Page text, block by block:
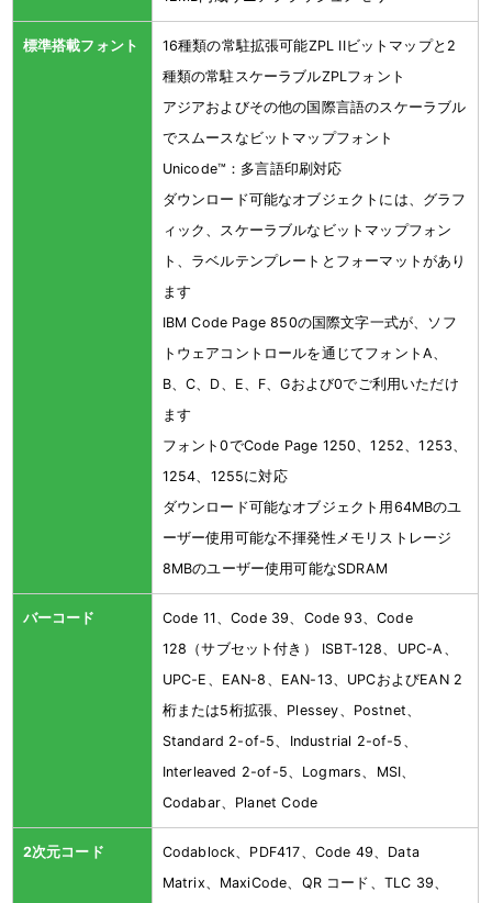
標準搭載フォント
16種類の常駐拡張可能ZPL IIビットマップと2
種類の常駐スケーラブルZPLフォント
アジアおよびその他の国際言語のスケーラブル
でスムースなビットマップフォント
Unicode™：多言語印刷対応
ダウンロード可能なオブジェクトには、グラフ
ィック、スケーラブルなビットマップフォン
ト、ラベルテンプレートとフォーマットがあり
ます
IBM Code Page 850の国際文字一式が、ソフ
トウェアコントロールを通じてフォントA、
B、C、D、E、F、Gおよび0でご利用いただけ
ます
フォント0でCode Page 1250、1252、1253、
1254、1255に対応
ダウンロード可能なオブジェクト用64MBのユ
ーザー使用可能な不揮発性メモリストレージ
8MBのユーザー使用可能なSDRAM
バーコード
Code 11、Code 39、Code 93、Code
128（サブセット付き） ISBT-128、UPC-A、
UPC-E、EAN-8、EAN-13、UPCおよびEAN 2
桁または5桁拡張、Plessey、Postnet、
Standard 2-of-5、Industrial 2-of-5、
Interleaved 2-of-5、Logmars、MSI、
Codabar、Planet Code
2次元コード
Codablock、PDF417、Code 49、Data
Matrix、MaxiCode、QR コード、TLC 39、